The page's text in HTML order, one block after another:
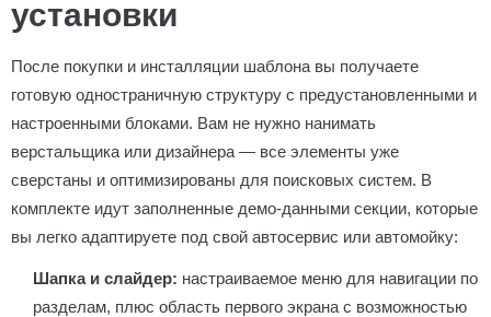
установки
После покупки и инсталляции шаблона вы получаете
готовую одностраничную структуру с предустановленными и
настроенными блоками. Вам не нужно нанимать
верстальщика или дизайнера — все элементы уже
сверстаны и оптимизированы для поисковых систем. В
комплекте идут заполненные демо-данными секции, которые
вы легко адаптируете под свой автосервис или автомойку:
Шапка и слайдер: настраиваемое меню для навигации по
разделам, плюс область первого экрана с возможностью